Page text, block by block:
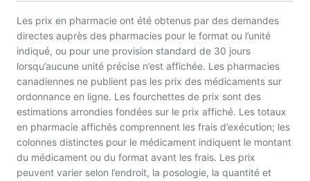
Les prix en pharmacie ont été obtenus par des demandes
directes auprès des pharmacies pour le format ou l’unité
indiqué, ou pour une provision standard de 30 jours
lorsqu’aucune unité précise n’est affichée. Les pharmacies
canadiennes ne publient pas les prix des médicaments sur
ordonnance en ligne. Les fourchettes de prix sont des
estimations arrondies fondées sur le prix affiché. Les totaux
en pharmacie affichés comprennent les frais d’exécution; les
colonnes distinctes pour le médicament indiquent le montant
du médicament ou du format avant les frais. Les prix
peuvent varier selon l’endroit, la posologie, la quantité et